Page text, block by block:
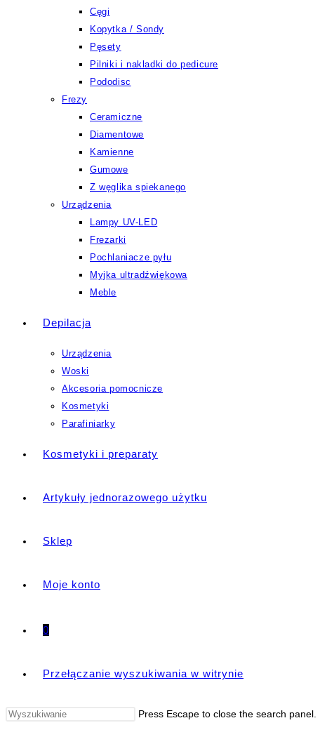
Cęgi
Kopytka / Sondy
Pęsety
Pilniki i nakladki do pedicure
Pododisc
Frezy
Ceramiczne
Diamentowe
Kamienne
Gumowe
Z węglika spiekanego
Urządzenia
Lampy UV-LED
Frezarki
Pochlaniacze pyłu
Myjka ultradźwiękowa
Meble
Depilacja
Urządzenia
Woski
Akcesoria pomocnicze
Kosmetyki
Parafiniarky
Kosmetyki i preparaty
Artykuły jednorazowego użytku
Sklep
Moje konto
0
Przełączanie wyszukiwania w witrynie
Press Escape to close the search panel.